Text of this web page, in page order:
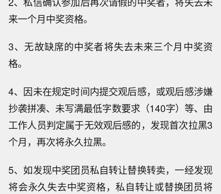
来一个月中奖资格。
3、无故缺席的中奖者将失去未来三个月中奖资
格。
4、因未在规定时间内提交观后感，或观后感涉嫌
抄袭拼凑、未写满最低字数要求（140字）等、由
工作人员判定属于无效观后感的，发现首次拉黑3
个月，再次将永久拉黑。
5、如发现中奖团员私自转让替换转卖，一经发现
将会永久失去中奖资格，私自转让或替换团员将